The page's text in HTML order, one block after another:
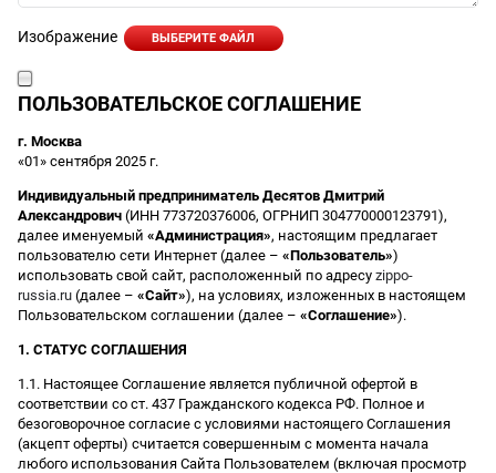
Изображение ВЫБЕРИТЕ ФАЙЛ
ПОЛЬЗОВАТЕЛЬСКОЕ СОГЛАШЕНИЕ
г. Москва
«01» сентября 2025 г.
Индивидуальный предприниматель Десятов Дмитрий
Александрович (ИНН 773720376006, ОГРНИП 304770000123791),
далее именуемый «Администрация», настоящим предлагает
пользователю сети Интернет (далее – «Пользователь»)
использовать свой сайт, расположенный по адресу zippo-
russia.ru (далее – «Сайт»), на условиях, изложенных в настоящем
Пользовательском соглашении (далее – «Соглашение»).
1. СТАТУС СОГЛАШЕНИЯ
1.1. Настоящее Соглашение является публичной офертой в
соответствии со ст. 437 Гражданского кодекса РФ. Полное и
безоговорочное согласие с условиями настоящего Соглашения
(акцепт оферты) считается совершенным с момента начала
любого использования Сайта Пользователем (включая просмотр